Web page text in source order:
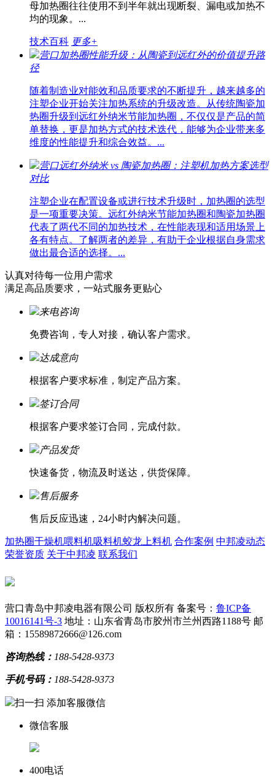
母加热圈往往使用不到半年就出现断裂、漏电或加热不
均的现象。...
技术百科 更多+
营口加热圈性能升级：从陶瓷到远红外的价值提升路
径
随着制造业对能效和品质要求的不断提升，越来越多的
注塑企业开始关注加热系统的升级改造。从传统陶瓷加
热圈升级到远红外纳米节能加热圈，不仅仅是产品的简
单替换，更是加热方式的技术迭代，能够为企业带来多
维度的性能提升和综合效益。...
营口远红外纳米 vs 陶瓷加热圈：注塑机加热方案选型
对比
注塑企业在配置设备或进行技术升级时，加热圈的选型
是一项重要决策。远红外纳米节能加热圈和陶瓷加热圈
代表了两代不同的加热技术，在性能表现和适用场景上
各有特点。了解两者的差异，有助于企业根据自身需求
做出最合适的选择。...
认真对待每一位用户需求
满足高品质要求，一站式服务更贴心
来电咨询
免费咨询，专人对接，确认客户需求。
达成意向
根据客户要求标准，制定产品方案。
签订合同
根据客户要求签订合同，完成付款。
产品发货
快速备货，物流及时送达，供货保障。
售后服务
售后反应迅速，24小时内解决问题。
加热圈干燥机喂料机吸料机蛟龙上料机 合作案例 中邦凌动态
荣誉资质 关于中邦凌 联系我们
营口青岛中邦凌电器有限公司 版权所有 备案号： 鲁ICP备
10016141号-3 地址：山东省青岛市胶州市兰州西路1188号 邮
箱：15589872666@126.com
咨询热线： 188-5428-9373
手机号码： 188-5428-9373
扫一扫 添加客服微信
微信客服
400电话